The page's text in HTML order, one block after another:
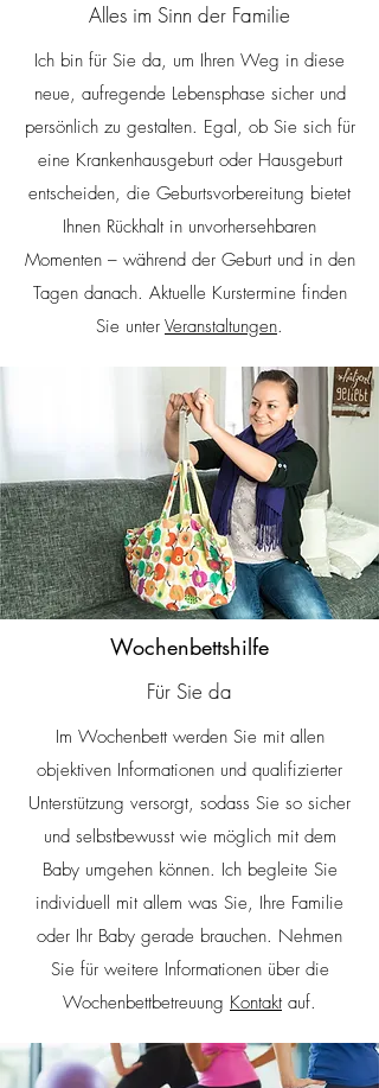
Alles im Sinn der Familie
Ich bin für Sie da, um Ihren Weg in diese
neue, aufregende Lebensphase sicher und
persönlich zu gestalten. Egal, ob Sie sich für
eine Krankenhausgeburt oder Hausgeburt
entscheiden, die Geburtsvorbereitung bietet
Ihnen Rückhalt in unvorhersehbaren
Momenten – während der Geburt und in den
Tagen danach. Aktuelle Kurstermine finden
Sie unter Veranstaltungen.
Wochenbettshilfe
Für Sie da
Im Wochenbett werden Sie mit allen
objektiven Informationen und qualifizierter
Unterstützung versorgt, sodass Sie so sicher
und selbstbewusst wie möglich mit dem
Baby umgehen können. Ich begleite Sie
individuell mit allem was Sie, Ihre Familie
oder Ihr Baby gerade brauchen. Nehmen
Sie für weitere Informationen über die
Wochenbettbetreuung Kontakt auf.